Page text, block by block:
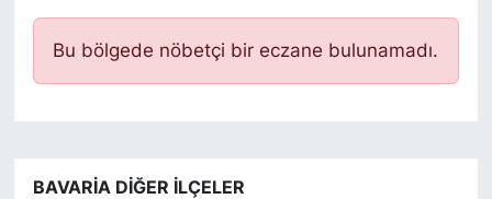
Bu bölgede nöbetçi bir eczane bulunamadı.
BAVARIA DIĞER İLÇELER